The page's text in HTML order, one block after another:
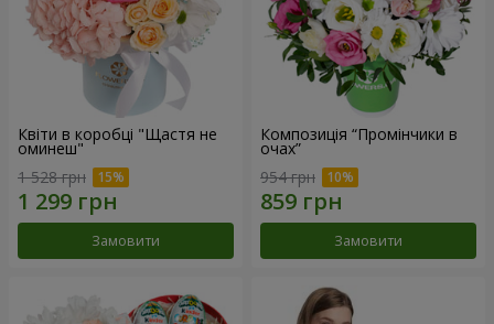
Квіти в коробці "Щастя не
оминеш"
1 528 грн
Замовити
Композиція “Промінчики в
очах”
954 грн
Замовити